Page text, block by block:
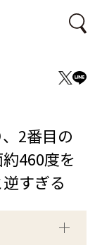
2番目の
460度を
すぎる